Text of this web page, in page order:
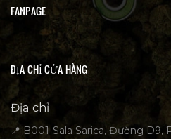
FANPAGE
ĐỊA CHỈ CỬA HÀNG
Địa chỉ
📍 B001-Sala Sarica, Đường